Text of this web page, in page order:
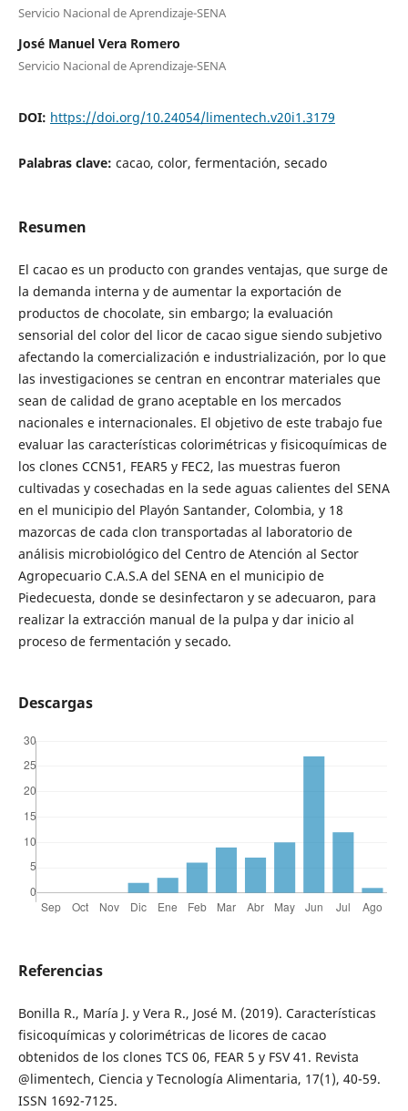
Servicio Nacional de Aprendizaje-SENA
José Manuel Vera Romero
Servicio Nacional de Aprendizaje-SENA
DOI: https://doi.org/10.24054/limentech.v20i1.3179
Palabras clave: cacao, color, fermentación, secado
Resumen
El cacao es un producto con grandes ventajas, que surge de
la demanda interna y de aumentar la exportación de
productos de chocolate, sin embargo; la evaluación
sensorial del color del licor de cacao sigue siendo subjetivo
afectando la comercialización e industrialización, por lo que
las investigaciones se centran en encontrar materiales que
sean de calidad de grano aceptable en los mercados
nacionales e internacionales. El objetivo de este trabajo fue
evaluar las características colorimétricas y fisicoquímicas de
los clones CCN51, FEAR5 y FEC2, las muestras fueron
cultivadas y cosechadas en la sede aguas calientes del SENA
en el municipio del Playón Santander, Colombia, y 18
mazorcas de cada clon transportadas al laboratorio de
análisis microbiológico del Centro de Atención al Sector
Agropecuario C.A.S.A del SENA en el municipio de
Piedecuesta, donde se desinfectaron y se adecuaron, para
realizar la extracción manual de la pulpa y dar inicio al
proceso de fermentación y secado.
Descargas
Referencias
Bonilla R., María J. y Vera R., José M. (2019). Características
fisicoquímicas y colorimétricas de licores de cacao
obtenidos de los clones TCS 06, FEAR 5 y FSV 41. Revista
@limentech, Ciencia y Tecnología Alimentaria, 17(1), 40-59.
ISSN 1692-7125.